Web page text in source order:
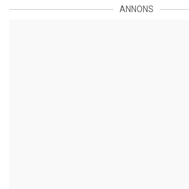
ANNONS